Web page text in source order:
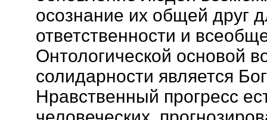
осознание их общей друг
ответственности и
Онтологической основой
солидарности является
Нравственный прогресс